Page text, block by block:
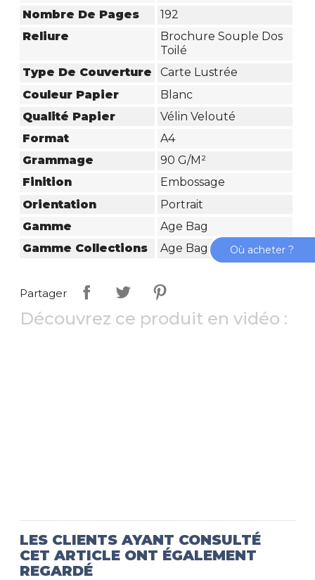
Nombre De Pages
192
Reliure
Brochure Souple Dos
Toilé
Type De Couverture
Carte Lustrée
Couleur Papier
Blanc
Qualité Papier
Vélin Velouté
Format
A4
Grammage
90 G/m²
Finition
Embossage
Orientation
Portrait
Gamme
Age Bag
Gamme Collections
Age Bag
Partager
Découvrez ce produit en vidéo :
LES CLIENTS AYANT CONSULTÉ
CET ARTICLE ONT ÉGALEMENT
REGARDÉ
Où acheter ?